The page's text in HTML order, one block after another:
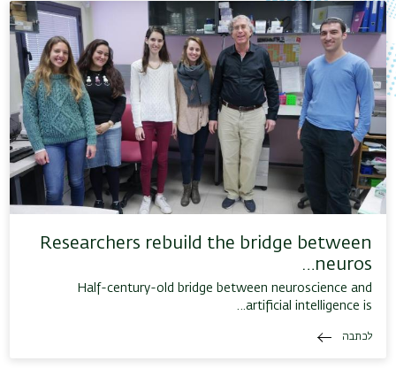
Researchers rebuild the bridge between
neuros…
Half-century-old bridge between neuroscience and
artificial intelligence is…
לכתבה